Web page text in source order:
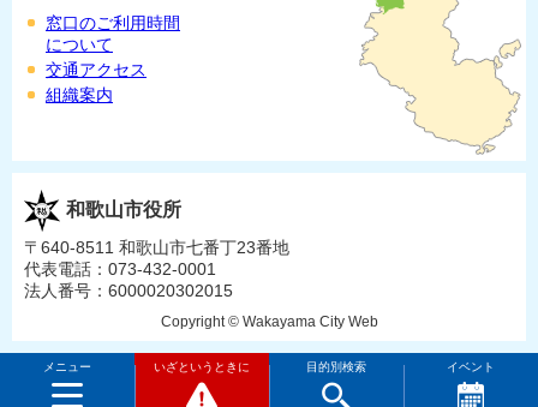
メニュー いざというときに 目的別検索 イベント
窓口のご利用時間
について
交通アクセス
組織案内
和歌山市役所
〒640-8511 和歌山市七番丁23番地
代表電話：073-432-0001
法人番号：6000020302015
Copyright © Wakayama City Web